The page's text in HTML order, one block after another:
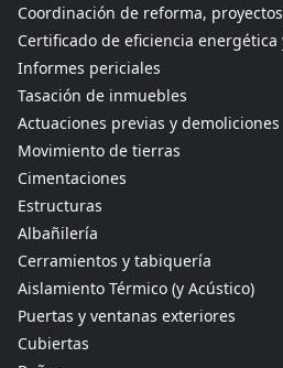
Coordinación de reforma,
Certificado de eficiencia
Informes periciales
Tasación de inmuebles
Actuaciones previas y demoliciones
Movimiento de tierras
Cimentaciones
Estructuras
Albañilería
Cerramientos y tabiquería
Aislamiento Térmico (y Acústico)
Puertas y ventanas exteriores
Cubiertas